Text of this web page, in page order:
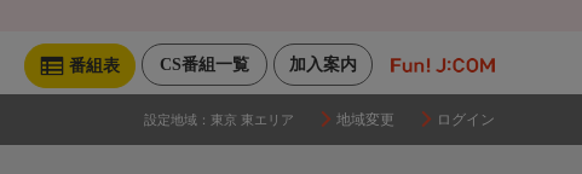
加入案内
CS番組一覧
番組表
設定地域： 東京 東エリア 地域変更 ログイン